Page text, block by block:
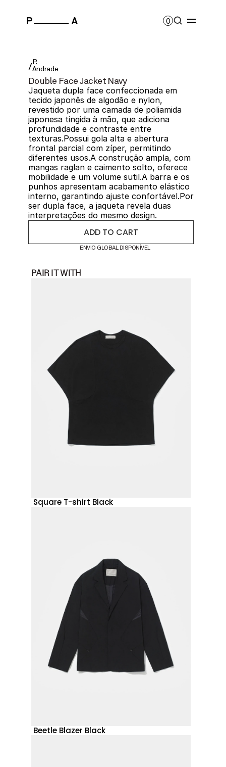
0
/P.
Andrade
Double Face Jacket Navy
Jaqueta dupla face confeccionada em
tecido japonês de algodão e nylon,
revestido por uma camada de poliamida
japonesa tingida à mão, que adiciona
profundidade e contraste entre
texturas.Possui gola alta e abertura
frontal parcial com zíper, permitindo
diferentes usos.A construção ampla, com
mangas raglan e caimento solto, oferece
mobilidade e um volume sutil.A barra e os
punhos apresentam acabamento elástico
interno, garantindo ajuste confortável.Por
ser dupla face, a jaqueta revela duas
interpretações do mesmo design.
ADD TO CART
ENVIO GLOBAL DISPONÍVEL
PAIR IT WITH
Square T-shirt Black
Beetle Blazer Black